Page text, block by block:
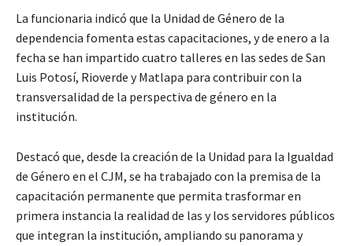
La funcionaria indicó que la Unidad de Género de la
dependencia fomenta estas capacitaciones, y de enero a la
fecha se han impartido cuatro talleres en las sedes de San
Luis Potosí, Rioverde y Matlapa para contribuir con la
transversalidad de la perspectiva de género en la
institución.
Destacó que, desde la creación de la Unidad para la Igualdad
de Género en el CJM, se ha trabajado con la premisa de la
capacitación permanente que permita trasformar en
primera instancia la realidad de las y los servidores públicos
que integran la institución, ampliando su panorama y